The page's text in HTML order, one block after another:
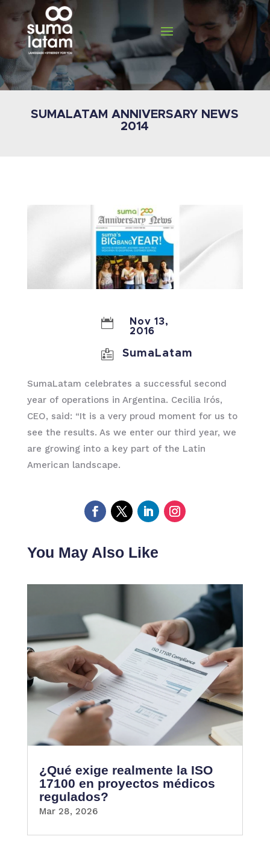
SUMALATAM ANNIVERSARY NEWS
2014

Nov 13,
2016
 SumaLatam
SumaLatam celebrates a successful second
year of operations in Argentina. Cecilia Irós,
CEO, said: “It is a very proud moment for us to
see the results. As we enter our third year, we
are growing into a key part of the Latin
American landscape.
You May Also Like
¿Qué exige realmente la ISO
17100 en proyectos médicos
regulados?
Mar 28, 2026